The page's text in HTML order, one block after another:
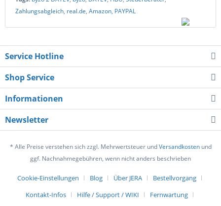
Zahlungsabgleich, real.de, Amazon, PAYPAL
Service Hotline
Shop Service
Informationen
Newsletter
* Alle Preise verstehen sich zzgl. Mehrwertsteuer undVersandkostenund
ggf. Nachnahmegebühren, wenn nicht anders beschrieben
Cookie-Einstellungen Blog Über JERA
Bestellvorgang
Kontakt-Infos
Hilfe / Support / WIKI
Fernwartung